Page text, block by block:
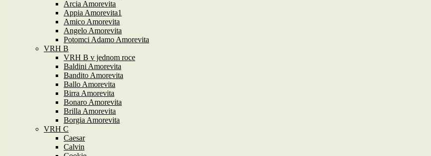
Arcia Amorevita
Appia Amorevita1
Amico Amorevita
Angelo Amorevita
Potomci Adamo Amorevita
VRH B
VRH B v jednom roce
Baldini Amorevita
Bandito Amorevita
Ballo Amorevita
Birra Amorevita
Bonaro Amorevita
Brilla Amorevita
Borgia Amorevita
VRH C
Caesar
Calvin